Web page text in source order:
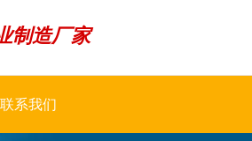
制造厂家
联系我们